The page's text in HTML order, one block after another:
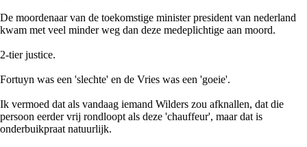
De moordenaar van de toekomstige minister president van nederland
kwam met veel minder weg dan deze medeplichtige aan moord.
2-tier justice.
Fortuyn was een 'slechte' en de Vries was een 'goeie'.
Ik vermoed dat als vandaag iemand Wilders zou afknallen, dat die
persoon eerder vrij rondloopt als deze 'chauffeur', maar dat is
onderbuikpraat natuurlijk.